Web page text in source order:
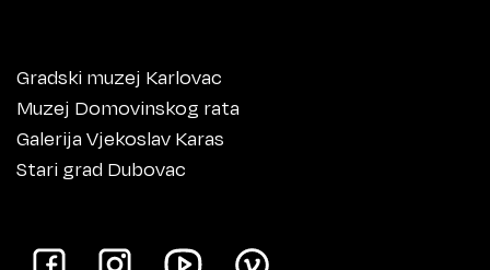
Gradski muzej Karlovac
Muzej Domovinskog rata
Galerija Vjekoslav Karas
Stari grad Dubovac